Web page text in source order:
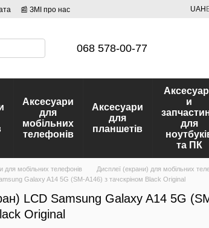
📰 ЗМІ про нас
UAH
068 578-00-77
Аксесуари
для
мобільних
телефонів
Аксесуари
для
планшетів
и
для
та ПК
для мобільних телефонів Дисплеї (екрани) для мобільних
Galaxy A14 5G (SM-A146) з тачскріном Black Original
LCD Samsung Galaxy A14 5G
Original